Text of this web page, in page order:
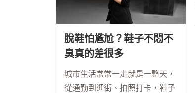
脫鞋怕尷尬？鞋子不悶不
臭真的差很多
城市生活常常一走就是一整天，
從通勤到逛街、拍照打卡，鞋子